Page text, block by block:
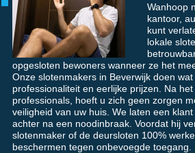
Wanhoop
kantoor,
kunt
lokale
opgesloten bewoners wanneer ze het
Onze slotenmakers in Beverwijk doen wat
professionaliteit en eerlijke prijzen. Na
professionals, hoeft u zich geen zorgen
veiligheid van uw huis. We laten een
achter na een noodinbraak. Voordat hij
slotenmaker of de deursloten 100%
beschermen tegen onbevoegde toegang.